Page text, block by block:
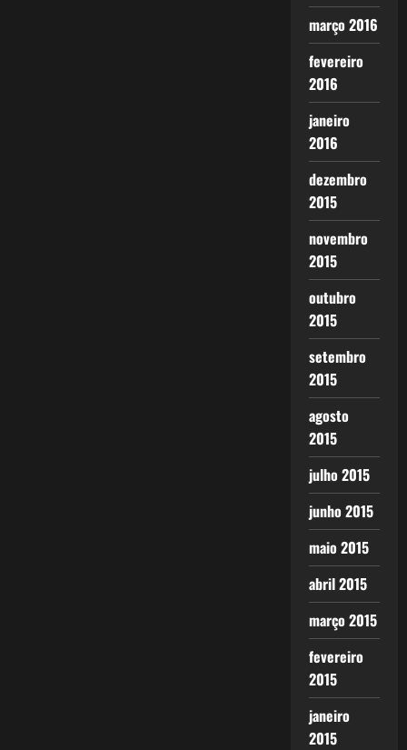
março 2016
fevereiro
2016
janeiro
2016
dezembro
2015
novembro
2015
outubro
2015
setembro
2015
agosto
2015
julho 2015
junho 2015
maio 2015
abril 2015
março 2015
fevereiro
2015
janeiro
2015